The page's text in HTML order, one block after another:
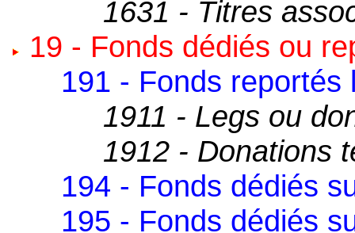
1631 - Titres
19 - Fonds dédiés ou
191 - Fonds reportés
1911 - Legs ou
1912 - Donations
194 - Fonds dédiés
195 - Fonds dédiés